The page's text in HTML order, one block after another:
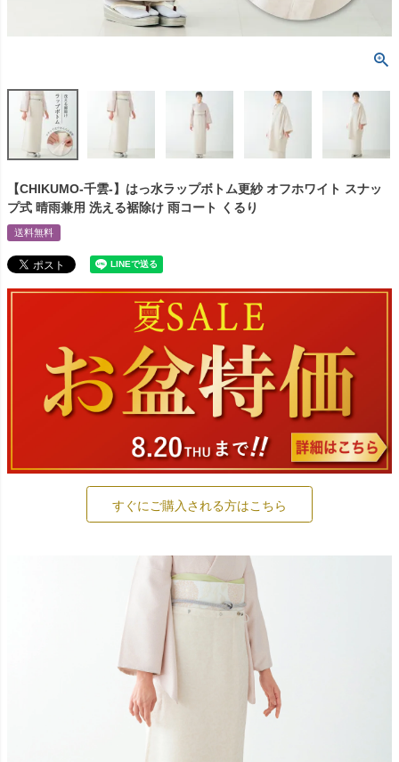
【CHIKUMO-千雲-】はっ水ラップボトム更紗 オフホワイト スナッ
プ式 晴雨兼用 洗える裾除け 雨コート くるり
送料無料
すぐにご購入される方はこちら